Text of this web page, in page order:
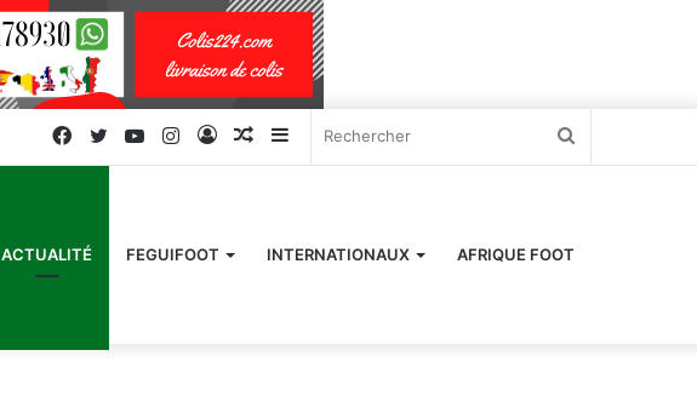
Sidebar
latérale)
Article
Connexion
Instagram
YouTube
Twitter
Facebook
ACTUALITÉ FEGUIFOOT INTERNATIONAUX AFRIQUE FOOT